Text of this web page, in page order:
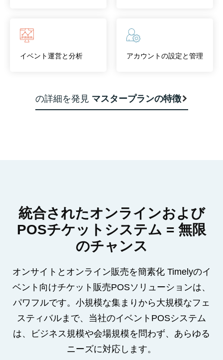
イベント運営と分析 アカウントの設定と管理
の詳細を発見 マスタープランの特徴
統合されたオンラインおよび
POSチケットシステム = 無限
のチャンス
オンサイトとオンライン販売を簡素化 Timelyのイ
ベント向けチケット販売POSソリューションは、
パワフルです。小規模な集まりから大規模なフェ
スティバルまで、当社のイベントPOSシステム
は、ビジネス規模や会場規模を問わず、あらゆる
ニーズに対応します。